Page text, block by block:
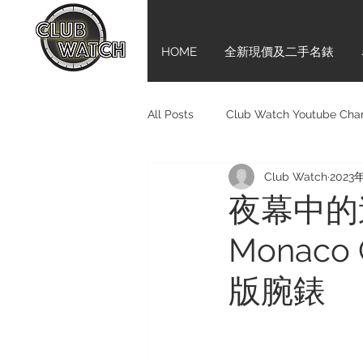
HOME 全新現價及二手名錶
All Posts Club Watch Youtube
Audemars Piguet Tudor
Girard-Perregaux 新手上路齊
Bell & Ross BVLGARI
夜幕中
Monaco
版腕錶
Club Watch2023